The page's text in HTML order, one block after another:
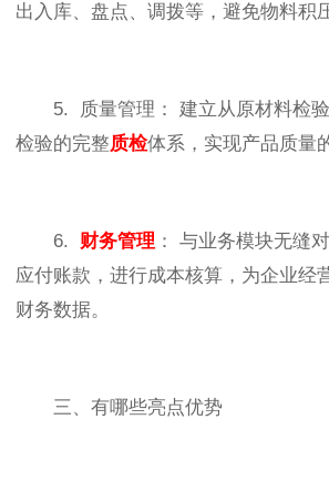
出入库、盘点、调拨等，避免物料积
5. 质量管理： 建立从原材料检验
检验的完整质检体系，实现产品质量
6. 财务管理 ： 与业务模块无缝
应付账款，进行成本核算，为企业经
财务数据。
三、有哪些亮点优势